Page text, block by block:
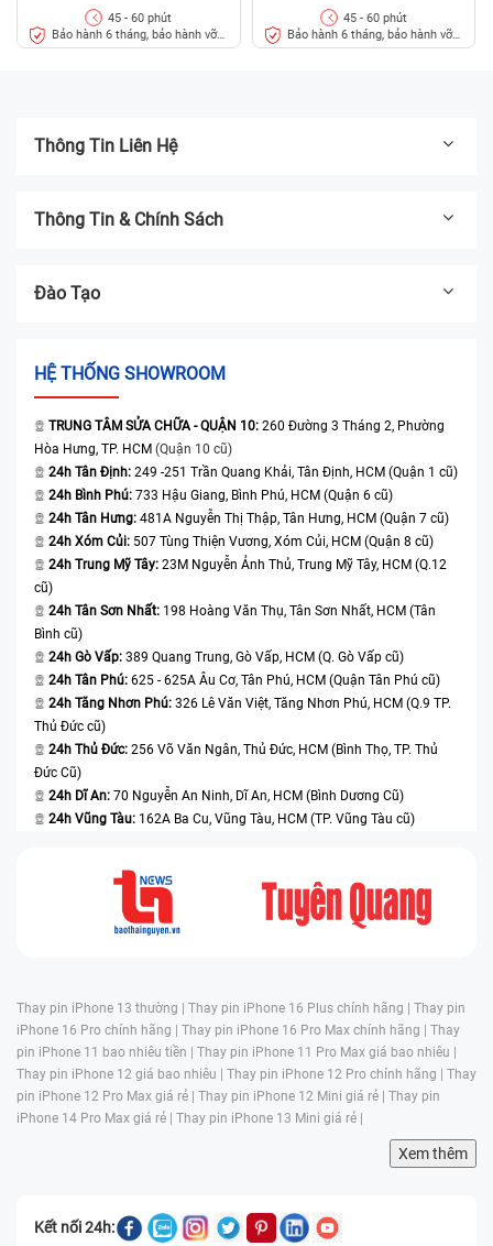
45 - 60 phút
Bảo hành 6 tháng, bảo hành vỡ
kính 3 tháng
45 - 60 phút
Bảo hành 6 tháng, bảo hành vỡ
kính 3 tháng
Thông Tin Liên Hệ
Thông Tin & Chính Sách
Đào Tạo
HỆ THỐNG SHOWROOM
TRUNG TÂM SỬA CHỮA - QUẬN 10: 260 Đường 3 Tháng 2, Phường
Hòa Hưng, TP. HCM (Quận 10 cũ)
24h Tân Định: 249 -251 Trần Quang Khải, Tân Định, HCM (Quận 1 cũ)
24h Bình Phú: 733 Hậu Giang, Bình Phú, HCM (Quận 6 cũ)
24h Tân Hưng: 481A Nguyễn Thị Thập, Tân Hưng, HCM (Quận 7 cũ)
24h Xóm Củi: 507 Tùng Thiện Vương, Xóm Củi, HCM (Quận 8 cũ)
24h Trung Mỹ Tây: 23M Nguyễn Ảnh Thủ, Trung Mỹ Tây, HCM (Q.12
cũ)
24h Tân Sơn Nhất: 198 Hoàng Văn Thụ, Tân Sơn Nhất, HCM (Tân
Bình cũ)
24h Gò Vấp: 389 Quang Trung, Gò Vấp, HCM (Q. Gò Vấp cũ)
24h Tân Phú: 625 - 625A Âu Cơ, Tân Phú, HCM (Quận Tân Phú cũ)
24h Tăng Nhơn Phú: 326 Lê Văn Việt, Tăng Nhơn Phú, HCM (Q.9 TP.
Thủ Đức cũ)
24h Thủ Đức: 256 Võ Văn Ngân, Thủ Đức, HCM (Bình Thọ, TP. Thủ
Đức Cũ)
24h Dĩ An: 70 Nguyễn An Ninh, Dĩ An, HCM (Bình Dương Cũ)
24h Vũng Tàu: 162A Ba Cu, Vũng Tàu, HCM (TP. Vũng Tàu cũ)
Thay pin iPhone 13 thường | Thay pin iPhone 16 Plus chính hãng | Thay pin
iPhone 16 Pro chính hãng | Thay pin iPhone 16 Pro Max chính hãng | Thay
pin iPhone 11 bao nhiêu tiền | Thay pin iPhone 11 Pro Max giá bao nhiêu |
Thay pin iPhone 12 giá bao nhiêu | Thay pin iPhone 12 Pro chính hãng | Thay
pin iPhone 12 Pro Max giá rẻ | Thay pin iPhone 12 Mini giá rẻ | Thay pin
iPhone 14 Pro Max giá rẻ | Thay pin iPhone 13 Mini giá rẻ |
Xem thêm
Kết nối 24h: